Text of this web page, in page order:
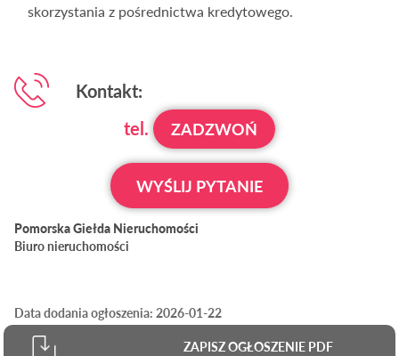
skorzystania z pośrednictwa kredytowego.
Kontakt:
tel.
ZADZWOŃ
WYŚLIJ PYTANIE
Pomorska Giełda Nieruchomości
Biuro nieruchomości
Data dodania ogłoszenia: 2026-01-22
ZAPISZ OGŁOSZENIE PDF